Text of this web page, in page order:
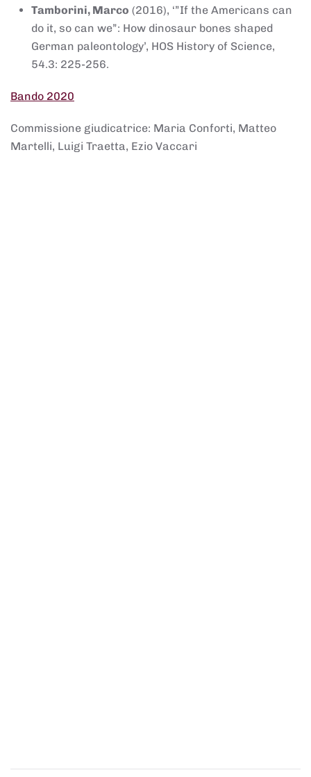
Tamborini, Marco (2016), ‘”If the Americans can
do it, so can we”: How dinosaur bones shaped
German paleontology’, HOS History of Science,
54.3: 225-256.
Bando 2020
Commissione giudicatrice: Maria Conforti, Matteo
Martelli, Luigi Traetta, Ezio Vaccari